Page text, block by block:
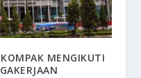
MENGIKUTI